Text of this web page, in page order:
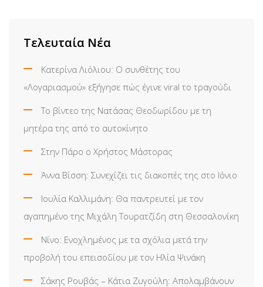
Τελευταία Νέα
Κατερίνα Λιόλιου: Ο συνθέτης του
«Λογαριασμού» εξήγησε πώς έγινε viral το τραγούδι
Το βίντεο της Νατάσας Θεοδωρίδου με τη
μητέρα της από το αυτοκίνητο
Στην Πάρο ο Χρήστος Μάστορας
Άννα Βίσση: Συνεχίζει τις διακοπές της στο Ιόνιο
Ιουλία Καλλιμάνη: Θα παντρευτεί με τον
αγαπημένο της Μιχάλη Τουρατζίδη στη Θεσσαλονίκη
Νίνο: Ενοχλημένος με τα σχόλια μετά την
προβολή του επεισοδίου με τον Ηλία Ψινάκη
Σάκης Ρουβάς – Κάτια Ζυγούλη: Απολαμβάνουν